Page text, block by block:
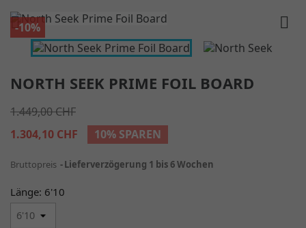
-10%
 
NORTH SEEK PRIME FOIL BOARD
1.449,00 CHF
1.304,10 CHF
10% SPAREN
Bruttopreis Lieferverzögerung 1 bis 6 Wochen
Länge: 6'10